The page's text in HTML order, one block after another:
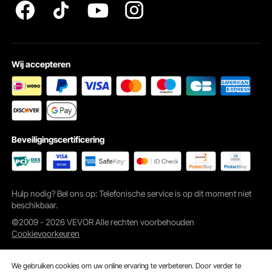
Snelle installatie
De gehele queensize opklapbedset bevat 2 veerscharnieren, 2 poten, 2
pootbeugels, 1 inbussleutel en schroeven; Alle benodigde accessoires zijn
Wij accepteren
Beveiligingscertificering
Hulp nodig? Bel ons op: Telefonische service is op dit moment niet
beschikbaar.
©2009 - 2026 VEVOR Alle rechten voorbehouden
Cookievoorkeuren
We gebruiken cookies om uw online ervaring te verbeteren. Door verder te